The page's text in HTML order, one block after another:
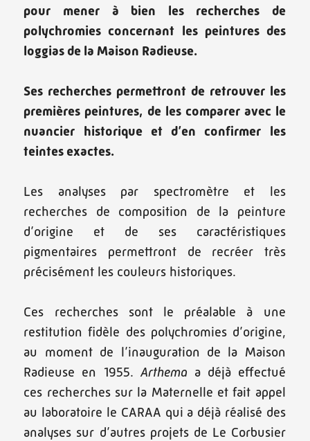
pour mener à bien les recherches de
polychromies concernant les peintures des
loggias de la Maison Radieuse.
Ses recherches permettront de retrouver les
premières peintures, de les comparer avec le
nuancier historique et d’en confirmer les
teintes exactes.
Les analyses par spectromètre et les
recherches de composition de la peinture
d’origine et de ses caractéristiques
pigmentaires permettront de recréer très
précisément les couleurs historiques.
Ces recherches sont le préalable à une
restitution fidèle des polychromies d’origine,
au moment de l’inauguration de la Maison
Radieuse en 1955. Arthema a déjà effectué
ces recherches sur la Maternelle et fait appel
au laboratoire le CARAA qui a déjà réalisé des
analyses sur d’autres projets de Le Corbusier